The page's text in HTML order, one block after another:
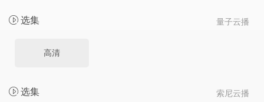
量子云播
选集
高清
索尼云播
选集